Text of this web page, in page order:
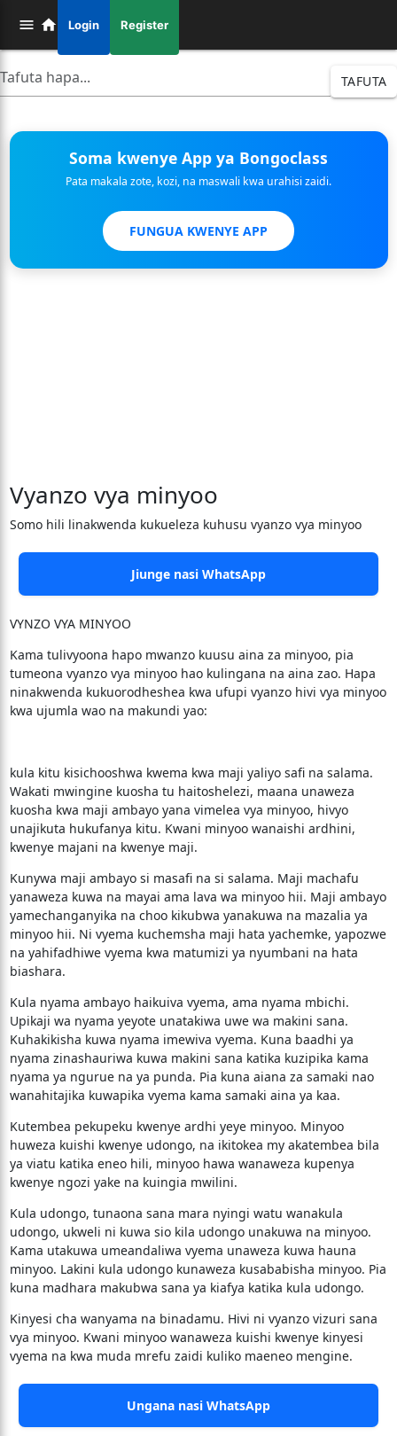
Login Register
TAFUTA
Soma kwenye App ya Bongoclass
Pata makala zote, kozi, na maswali kwa urahisi zaidi.
FUNGUA KWENYE APP
Vyanzo vya minyoo
Somo hili linakwenda kukueleza kuhusu vyanzo vya minyoo
Jiunge nasi WhatsApp
VYNZO VYA MINYOO
Kama tulivyoona hapo mwanzo kuusu aina za minyoo, pia
tumeona vyanzo vya minyoo hao kulingana na aina zao. Hapa
ninakwenda kukuorodheshea kwa ufupi vyanzo hivi vya minyoo
kwa ujumla wao na makundi yao:
kula kitu kisichooshwa kwema kwa maji yaliyo safi na salama.
Wakati mwingine kuosha tu haitoshelezi, maana unaweza
kuosha kwa maji ambayo yana vimelea vya minyoo, hivyo
unajikuta hukufanya kitu. Kwani minyoo wanaishi ardhini,
kwenye majani na kwenye maji.
Kunywa maji ambayo si masafi na si salama. Maji machafu
yanaweza kuwa na mayai ama lava wa minyoo hii. Maji ambayo
yamechanganyika na choo kikubwa yanakuwa na mazalia ya
minyoo hii. Ni vyema kuchemsha maji hata yachemke, yapozwe
na yahifadhiwe vyema kwa matumizi ya nyumbani na hata
biashara.
Kula nyama ambayo haikuiva vyema, ama nyama mbichi.
Upikaji wa nyama yeyote unatakiwa uwe wa makini sana.
Kuhakikisha kuwa nyama imewiva vyema. Kuna baadhi ya
nyama zinashauriwa kuwa makini sana katika kuzipika kama
nyama ya ngurue na ya punda. Pia kuna aiana za samaki nao
wanahitajika kuwapika vyema kama samaki aina ya kaa.
Kutembea pekupeku kwenye ardhi yeye minyoo. Minyoo
huweza kuishi kwenye udongo, na ikitokea my akatembea bila
ya viatu katika eneo hili, minyoo hawa wanaweza kupenya
kwenye ngozi yake na kuingia mwilini.
Kula udongo, tunaona sana mara nyingi watu wanakula
udongo, ukweli ni kuwa sio kila udongo unakuwa na minyoo.
Kama utakuwa umeandaliwa vyema unaweza kuwa hauna
minyoo. Lakini kula udongo kunaweza kusababisha minyoo. Pia
kuna madhara makubwa sana ya kiafya katika kula udongo.
Kinyesi cha wanyama na binadamu. Hivi ni vyanzo vizuri sana
vya minyoo. Kwani minyoo wanaweza kuishi kwenye kinyesi
vyema na kwa muda mrefu zaidi kuliko maeneo mengine.
Ungana nasi WhatsApp